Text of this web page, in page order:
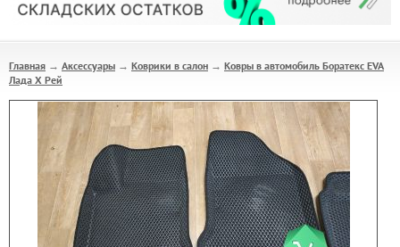
Главная → Аксессуары → Коврики в салон → Ковры в автомобиль Боратекс EVA
Лада Х Рей